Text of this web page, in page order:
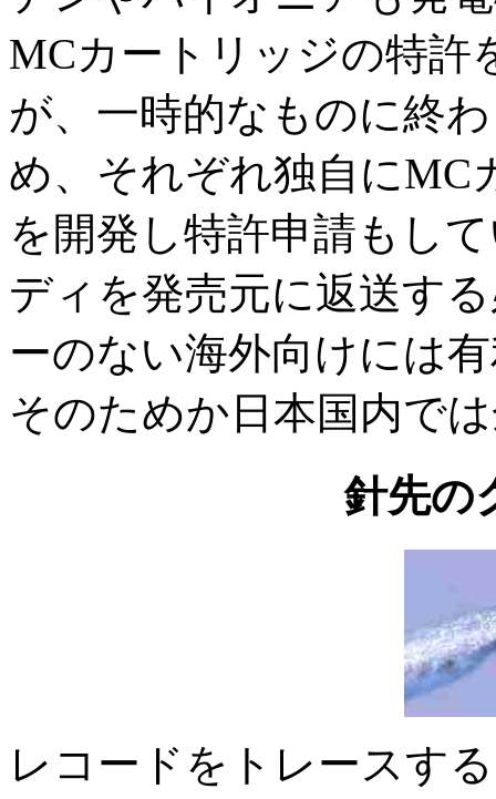
MCカートリッジの特許
が、一時的なものに終
め、それぞれ独自にMC
を開発し特許申請もし
ディを発売元に返送す
ーのない海外向けには
そのためか日本国内で
針先の
レコードをトレースす